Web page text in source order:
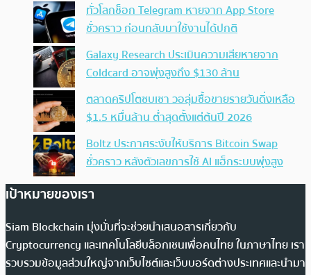
ทั่วโลกช็อก Telegram หายจาก App Store
ชั่วคราว ก่อนกลับมาใช้งานได้ปกติ
Galaxy Research ประเมินความเสียหายจาก
Coldcard อาจพุ่งสูงถึง $130 ล้าน
ตลาดคริปโตซบเซา วอลุ่มซื้อขายรายวันดิ่งเหลือ
$1.5 หมื่นล้าน ต่ำสุดตั้งแต่ต้นปี 2026
Boltz ประกาศระงับให้บริการ Bitcoin Swap
ชั่วคราว หลังตัวเลขการใช้ AI แฮ็กระบบพุ่งสูง
เป้าหมายของเรา
Siam Blockchain มุ่งมั่นที่จะช่วยนำเสนอสารเกี่ยวกับ
Cryptocurrency และเทคโนโลยีบล็อกเชนเพื่อคนไทย ในภาษาไทย เรา
รวบรวมข้อมูลส่วนใหญ่จากเว็บไซต์และเว็บบอร์ดต่างประเทศและนำมา